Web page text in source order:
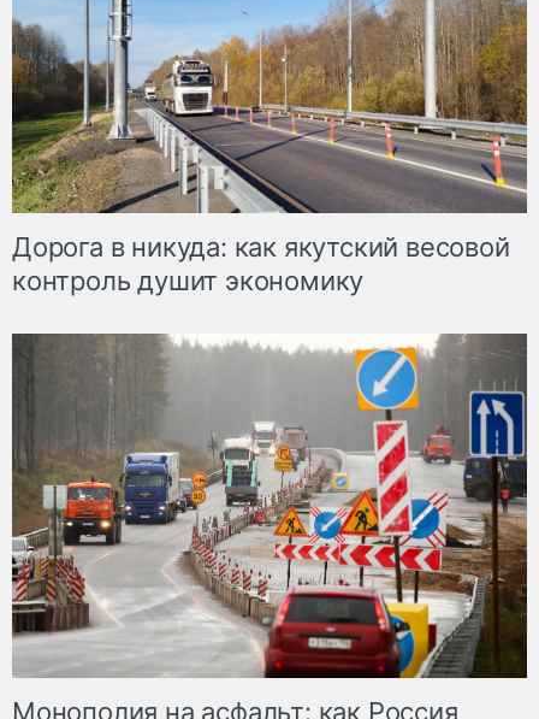
Дорога в никуда: как якутский весовой
контроль душит экономику
Монополия на асфальт: как Россия